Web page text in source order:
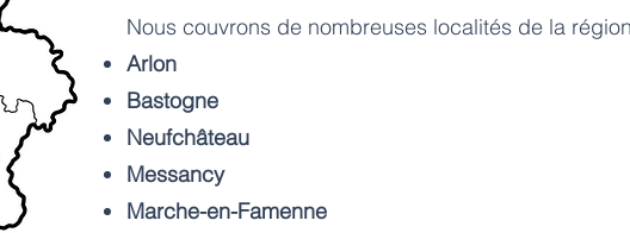
Nous couvrons de nombreuses localités de la
Arlon
Bastogne
Neufchâteau
Messancy
Marche-en-Famenne